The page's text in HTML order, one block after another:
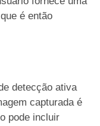
é então
detecção ativa
capturada é
pode incluir